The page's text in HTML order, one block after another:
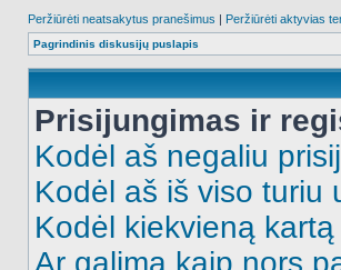
Peržiūrėti neatsakytus pranešimus | Peržiūrėti aktyvias
Pagrindinis diskusijų puslapis
Prisijungimas ir
Kodėl aš negaliu
Kodėl aš iš viso turiu
Kodėl kiekvieną
Ar galima kaip nors